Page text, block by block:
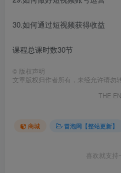
30.如何通过短视频获得收益
课程总课时数30节
© 版权声明
文章版权归作者所有，未经允许请勿转
THE
商城 冒泡网【整站更新】
喜欢就支持